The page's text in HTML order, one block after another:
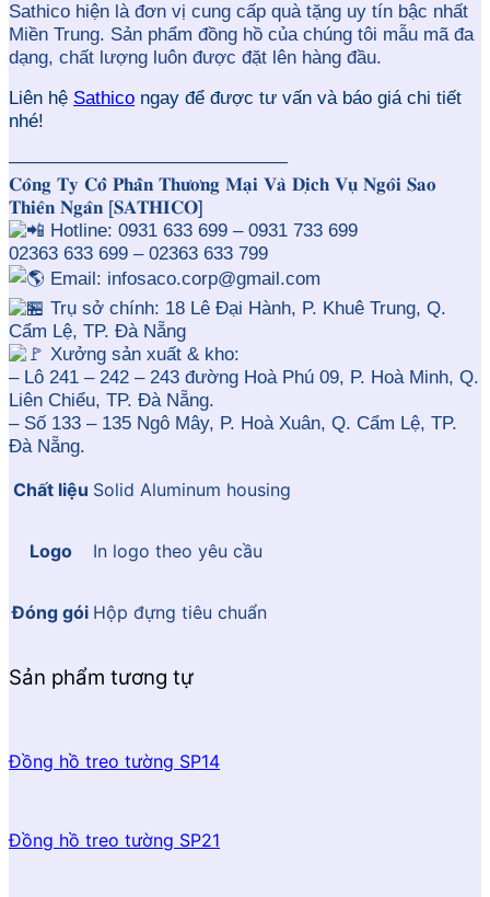
Sathico hiện là đơn vị cung cấp quà tặng uy tín bậc nhất
Miền Trung. Sản phẩm đồng hồ của chúng tôi mẫu mã đa
dạng, chất lượng luôn được đặt lên hàng đầu.
Liên hệ Sathico ngay để được tư vấn và báo giá chi tiết
nhé!
———————————————
𝐂𝐨̂𝐧𝐠 𝐓𝐲 𝐂𝐨̂̉ 𝐏𝐡𝐚̂̀𝐧 𝐓𝐡𝐮̛𝐨̛𝐧𝐠 𝐌𝐚̣𝐢 𝐕𝐚̀ 𝐃𝐢̣𝐜𝐡 𝐕𝐮̣ 𝐍𝐠𝐨̂𝐢 𝐒𝐚𝐨
𝐓𝐡𝐢𝐞̂𝐧 𝐍𝐠𝐚̂𝐧 [𝐒𝐀𝐓𝐇𝐈𝐂𝐎]
Hotline: 0931 633 699 – 0931 733 699
02363 633 699 – 02363 633 799
Email: infosaco.corp@gmail.com
Trụ sở chính: 18 Lê Đại Hành, P. Khuê Trung, Q.
Cẩm Lệ, TP. Đà Nẵng
Xưởng sản xuất & kho:
– Lô 241 – 242 – 243 đường Hoà Phú 09, P. Hoà Minh, Q.
Liên Chiểu, TP. Đà Nẵng.
– Số 133 – 135 Ngô Mây, P. Hoà Xuân, Q. Cẩm Lệ, TP.
Đà Nẵng.
Chất liệu Solid Aluminum housing
Logo In logo theo yêu cầu
Đóng gói Hộp đựng tiêu chuẩn
Sản phẩm tương tự
Đồng hồ treo tường SP14
Đồng hồ treo tường SP21